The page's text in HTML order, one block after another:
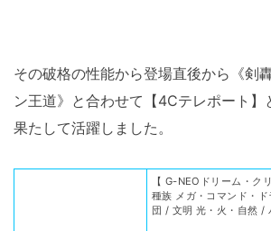
その破格の性能から登場直後から《剣
ン王道》と合わせて【4Cテレポート】
果たして活躍しました。
【 G-NEOドリーム・ク
種族 メガ・コマンド・
団 / 文明 光・火・自然